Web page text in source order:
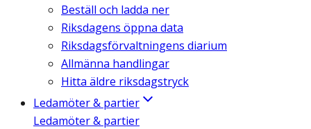
Beställ och ladda ner
Riksdagens öppna data
Riksdagsförvaltningens diarium
Allmänna handlingar
Hitta äldre riksdagstryck
Ledamöter & partier
Ledamöter & partier